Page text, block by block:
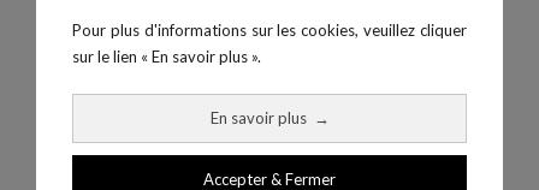
Pour plus d'informations sur les cookies, veuillez cliquer
sur le lien « En savoir plus ».
En savoir plus →
Accepter & Fermer